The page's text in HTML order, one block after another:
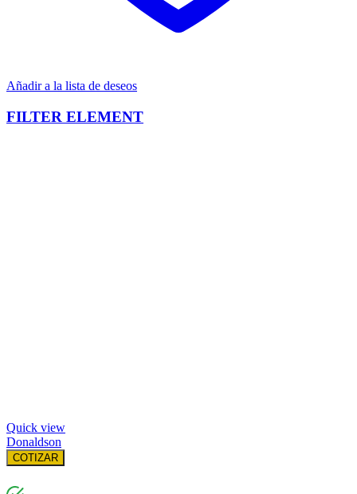
Añadir a la lista de deseos
FILTER ELEMENT
Quick view
Donaldson
COTIZAR